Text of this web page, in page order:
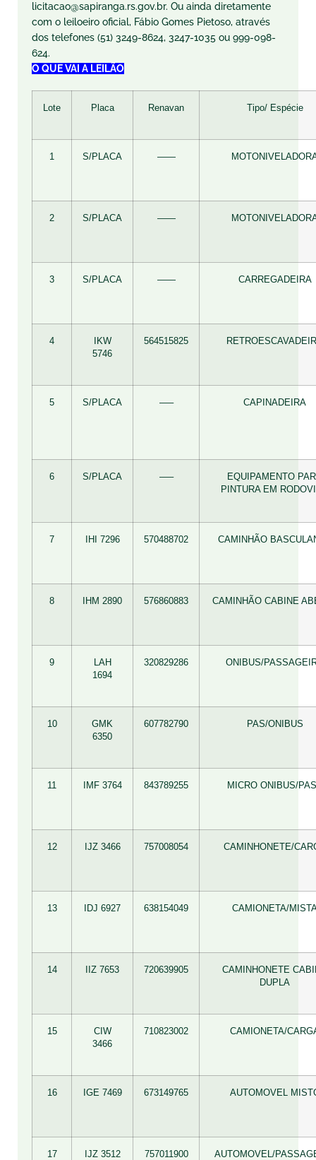
licitacao@sapiranga.rs.gov.br. Ou ainda diretamente
com o leiloeiro oficial, Fábio Gomes Pietoso, através
dos telefones (51) 3249-8624, 3247-1035 ou 999-098-
624.
O QUE VAI A LEILÃO
Lote Placa Renavan Tipo/ Espécie
1 S/PLACA ——
2 S/PLACA ——
3 S/PLACA —— CARREGADEIRA
4
IKW
5746
564515825
5 S/PLACA —– CAPINADEIRA
6 S/PLACA —–
EQUIPAMENTO
PINTURA EM
7 IHI 7296 570488702 CAMINHÃO
8 IHM 2890 576860883 CAMINHÃO CABINE
9
LAH
1694
320829286 ONIBUS/
10
GMK
6350
607782790 PAS/ONIBUS
11 IMF 3764 843789255 MICRO ONIBUS/
12 IJZ 3466 757008054 CAMINHONETE/
13 IDJ 6927 638154049 CAMIONETA/
14 IIZ 7653 720639905
CAMINHONETE
DUPLA
15
CIW
3466
710823002 CAMIONETA/
16 IGE 7469 673149765 AUTOMOVEL
17 IJZ 3512 757011900 AUTOMOVEL/